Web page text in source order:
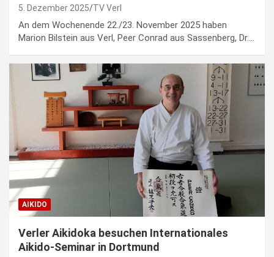
5. Dezember 2025 TV Verl
An dem Wochenende 22./23. November 2025 haben
Marion Bilstein aus Verl, Peer Conrad aus Sassenberg, Dr.…
AIKIDO
Verler Aikidoka besuchen Internationales
Aikido-Seminar in Dortmund